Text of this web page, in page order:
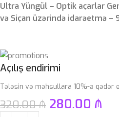
Ultra Yüngül – Optik açarlar
və Siçan üzərində idarəetmə –
Açılış endirimi
Tələsin və məhsullara 10%-ə qədər
320.00₼ 280.00 ₼